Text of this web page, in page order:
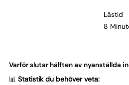
Lästid
8
Varför slutar hälften av nyanställda
📊 Statistik du behöver veta: